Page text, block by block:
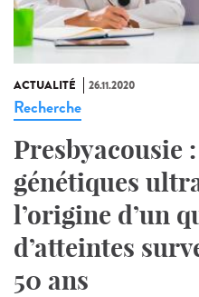
ACTUALITÉ 26.11.2020
Recherche
Presbyacousie
génétiques
l’origine d’un
d’atteintes
50 ans